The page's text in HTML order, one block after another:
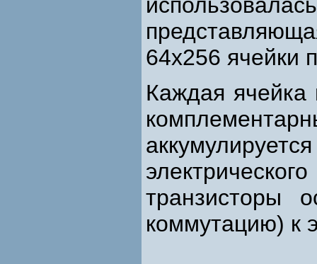
64x256 ячейки
Каждая ячейка
транзисторы
коммутацию) к